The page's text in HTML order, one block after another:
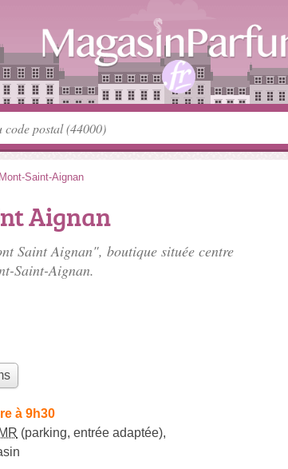
Mont-Saint-Aignan
Aignan
Saint Aignan", boutique située centre
Saint-Aignan.
à 9h30
(parking, entrée adaptée),